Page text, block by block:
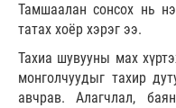
Тамшаалан сонсох нь
татах хоёр хэрэг ээ.
Тахиа шувууны мах
монголчуудыг тахир
авчрав. Алагчлал,